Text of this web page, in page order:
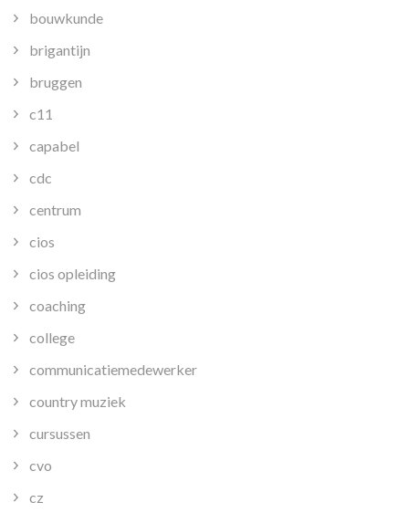
bouwkunde
brigantijn
bruggen
c11
capabel
cdc
centrum
cios
cios opleiding
coaching
college
communicatiemedewerker
country muziek
cursussen
cvo
cz